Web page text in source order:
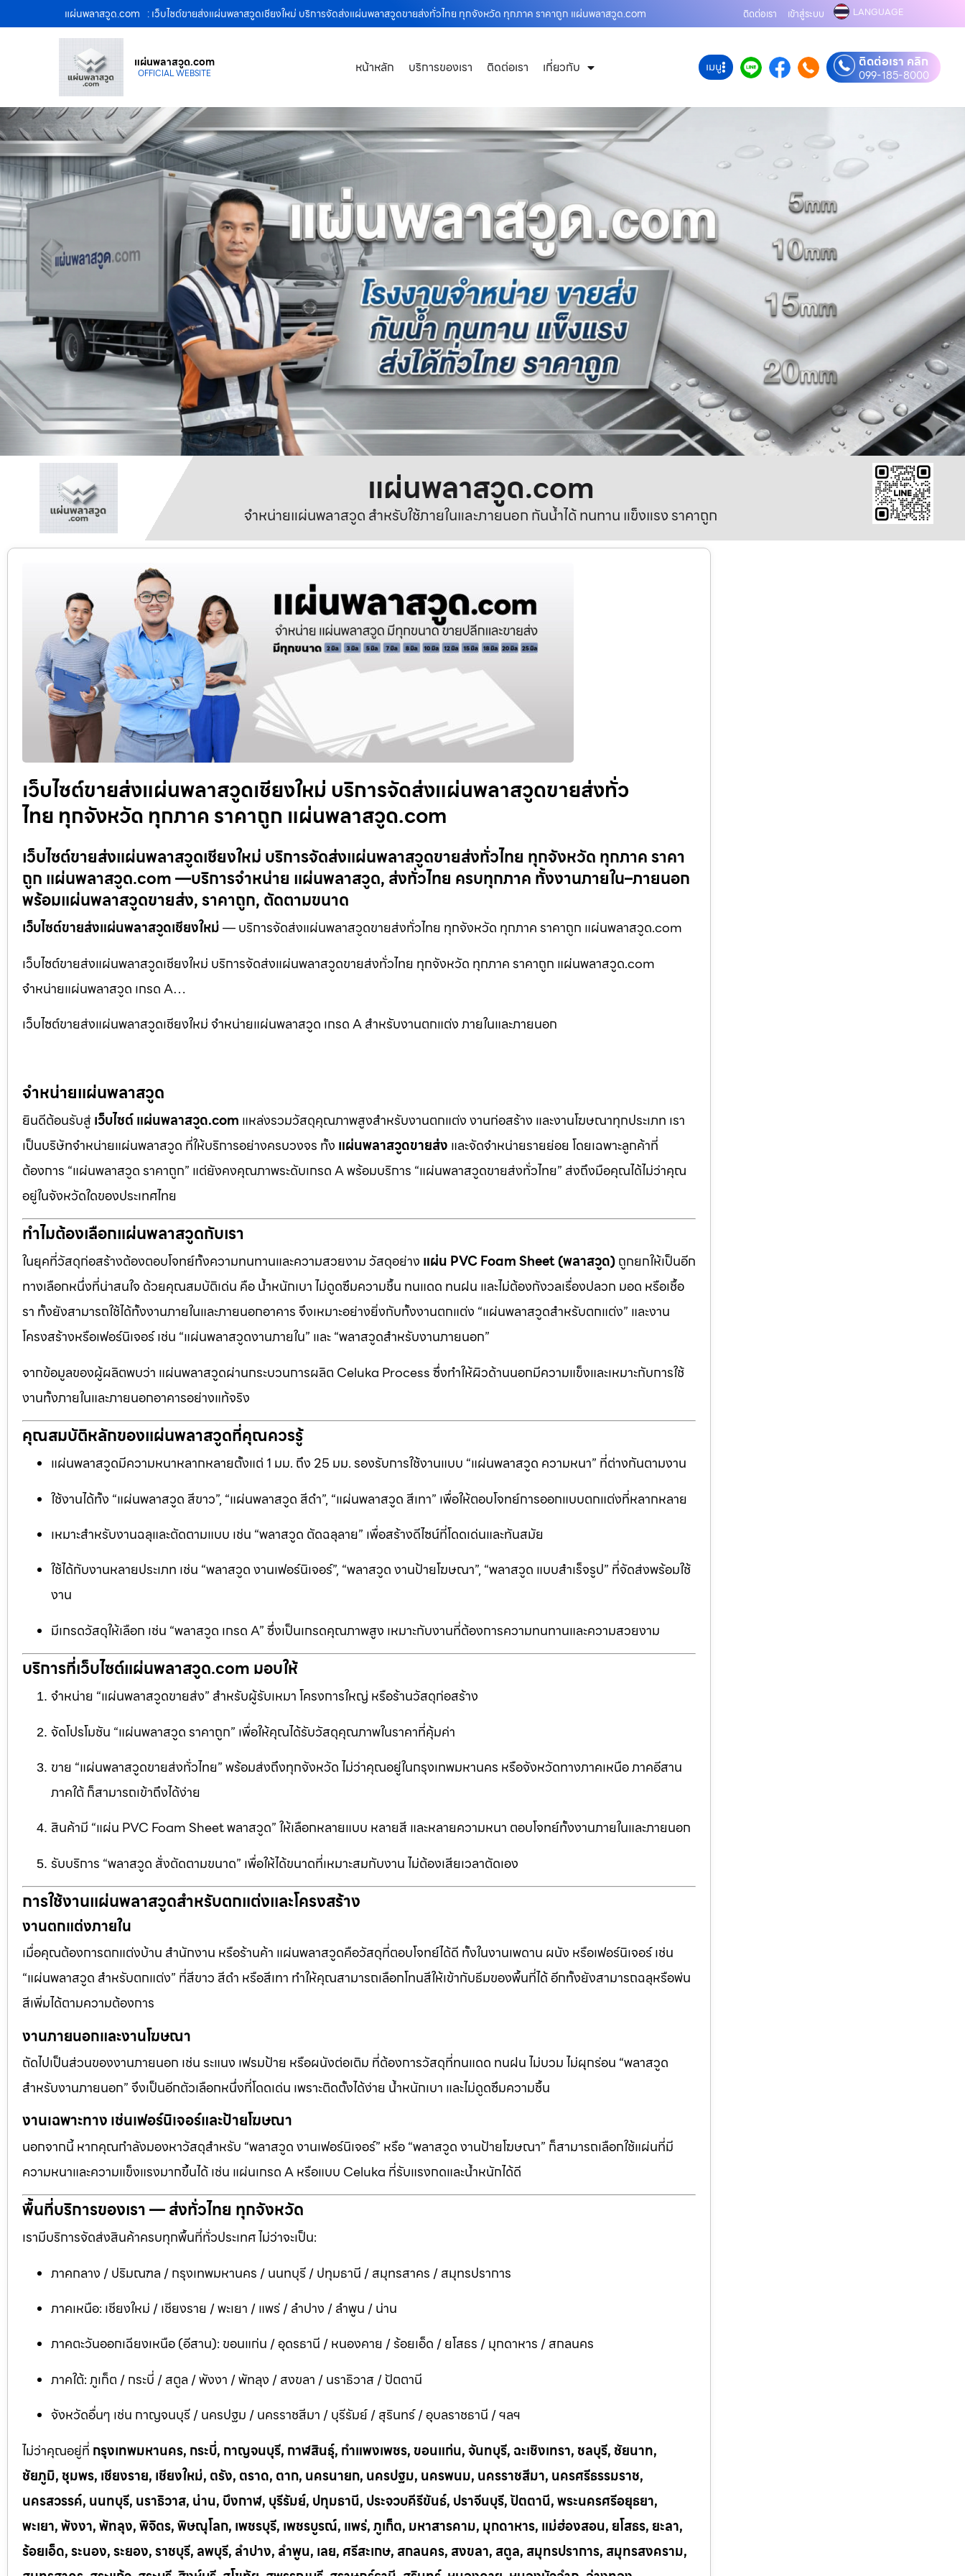
แผ่นพลาสวูด.com : เว็บไซต์ขายส่งแผ่นพลาสวูดเชียงใหม่ บริการจัดส่งแผ่นพลาสวูดขายส่งทั่วไทย ทุกจังหวัด ทุกภาค ราคาถูก แผ่นพลาสวูด.com ติดต่อเรา เข้าสู่ระบบ LANGUAGE
แผ่นพลาสวูด.com
OFFICIAL WEBSITE หน้าหลัก บริการของเรา ติดต่อเรา เกี่ยวกับ เมนู ติดต่อเรา คลิก
099-185-8000
แผ่นพลาสวูด.com
จำหน่ายแผ่นพลาสวูด สำหรับใช้ภายในและภายนอก กันน้ำได้ ทนทาน แข็งแรง ราคาถูก
เว็บไซต์ขายส่งแผ่นพลาสวูดเชียงใหม่ บริการจัดส่งแผ่นพลาสวูดขายส่งทั่ว
ไทย ทุกจังหวัด ทุกภาค ราคาถูก แผ่นพลาสวูด.com
เว็บไซต์ขายส่งแผ่นพลาสวูดเชียงใหม่ บริการจัดส่งแผ่นพลาสวูดขายส่งทั่วไทย ทุกจังหวัด ทุกภาค ราคา
ถูก แผ่นพลาสวูด.com —บริการจำหน่าย แผ่นพลาสวูด, ส่งทั่วไทย ครบทุกภาค ทั้งงานภายใน–ภายนอก
พร้อมแผ่นพลาสวูดขายส่ง, ราคาถูก, ตัดตามขนาด
เว็บไซต์ขายส่งแผ่นพลาสวูดเชียงใหม่— บริการจัดส่งแผ่นพลาสวูดขายส่งทั่วไทย ทุกจังหวัด ทุกภาค ราคาถูก แผ่นพลาสวูด.com
เว็บไซต์ขายส่งแผ่นพลาสวูดเชียงใหม่ บริการจัดส่งแผ่นพลาสวูดขายส่งทั่วไทย ทุกจังหวัด ทุกภาค ราคาถูก แผ่นพลาสวูด.com
จำหน่ายแผ่นพลาสวูด เกรด A…
เว็บไซต์ขายส่งแผ่นพลาสวูดเชียงใหม่ จำหน่ายแผ่นพลาสวูด เกรด A สำหรับงานตกแต่ง ภายในและภายนอก
จำหน่ายแผ่นพลาสวูด
ยินดีต้อนรับสู่เว็บไซต์ แผ่นพลาสวูด.com แหล่งรวมวัสดุคุณภาพสูงสำหรับงานตกแต่ง งานก่อสร้าง และงานโฆษณาทุกประเภท เรา
เป็นบริษัทจำหน่ายแผ่นพลาสวูด ที่ให้บริการอย่างครบวงจร ทั้ง แผ่นพลาสวูดขายส่ง และจัดจำหน่ายรายย่อย โดยเฉพาะลูกค้าที่
ต้องการ “แผ่นพลาสวูด ราคาถูก” แต่ยังคงคุณภาพระดับเกรด A พร้อมบริการ “แผ่นพลาสวูดขายส่งทั่วไทย” ส่งถึงมือคุณได้ไม่ว่าคุณ
อยู่ในจังหวัดใดของประเทศไทย
ทำไมต้องเลือกแผ่นพลาสวูดกับเรา
ในยุคที่วัสดุก่อสร้างต้องตอบโจทย์ทั้งความทนทานและความสวยงาม วัสดุอย่าง แผ่น PVC Foam Sheet (พลาสวูด)ถูกยกให้เป็นอีก
ทางเลือกหนึ่งที่น่าสนใจ ด้วยคุณสมบัติเด่น คือ น้ำหนักเบา ไม่ดูดซึมความชื้น ทนแดด ทนฝน และไม่ต้องกังวลเรื่องปลวก มอด หรือเชื้อ
รา ทั้งยังสามารถใช้ได้ทั้งงานภายในและภายนอกอาคาร จึงเหมาะอย่างยิ่งกับทั้งงานตกแต่ง “แผ่นพลาสวูดสำหรับตกแต่ง” และงาน
โครงสร้างหรือเฟอร์นิเจอร์ เช่น “แผ่นพลาสวูดงานภายใน” และ “พลาสวูดสำหรับงานภายนอก”
จากข้อมูลของผู้ผลิตพบว่า แผ่นพลาสวูดผ่านกระบวนการผลิต Celuka Process ซึ่งทำให้ผิวด้านนอกมีความแข็งและเหมาะกับการใช้
งานทั้งภายในและภายนอกอาคารอย่างแท้จริง
คุณสมบัติหลักของแผ่นพลาสวูดที่คุณควรรู้
แผ่นพลาสวูดมีความหนาหลากหลายตั้งแต่ 1 มม. ถึง 25 มม. รองรับการใช้งานแบบ “แผ่นพลาสวูด ความหนา” ที่ต่างกันตามงาน
ใช้งานได้ทั้ง “แผ่นพลาสวูด สีขาว”, “แผ่นพลาสวูด สีดำ”, “แผ่นพลาสวูด สีเทา” เพื่อให้ตอบโจทย์การออกแบบตกแต่งที่หลากหลาย
เหมาะสำหรับงานฉลุและตัดตามแบบ เช่น “พลาสวูด ตัดฉลุลาย” เพื่อสร้างดีไซน์ที่โดดเด่นและทันสมัย
ใช้ได้กับงานหลายประเภท เช่น “พลาสวูด งานเฟอร์นิเจอร์”, “พลาสวูด งานป้ายโฆษณา”, “พลาสวูด แบบสำเร็จรูป” ที่จัดส่งพร้อมใช้
งาน
มีเกรดวัสดุให้เลือก เช่น “พลาสวูด เกรด A” ซึ่งเป็นเกรดคุณภาพสูง เหมาะกับงานที่ต้องการความทนทานและความสวยงาม
บริการที่เว็บไซต์แผ่นพลาสวูด.com มอบให้
จำหน่าย “แผ่นพลาสวูดขายส่ง” สำหรับผู้รับเหมา โครงการใหญ่ หรือร้านวัสดุก่อสร้าง
จัดโปรโมชัน “แผ่นพลาสวูด ราคาถูก” เพื่อให้คุณได้รับวัสดุคุณภาพในราคาที่คุ้มค่า
ขาย “แผ่นพลาสวูดขายส่งทั่วไทย” พร้อมส่งถึงทุกจังหวัด ไม่ว่าคุณอยู่ในกรุงเทพมหานคร หรือจังหวัดทางภาคเหนือ ภาคอีสาน
ภาคใต้ ก็สามารถเข้าถึงได้ง่าย
สินค้ามี “แผ่น PVC Foam Sheet พลาสวูด” ให้เลือกหลายแบบ หลายสี และหลายความหนา ตอบโจทย์ทั้งงานภายในและภายนอก
รับบริการ “พลาสวูด สั่งตัดตามขนาด” เพื่อให้ได้ขนาดที่เหมาะสมกับงาน ไม่ต้องเสียเวลาตัดเอง
การใช้งานแผ่นพลาสวูดสำหรับตกแต่งและโครงสร้าง
งานตกแต่งภายใน
เมื่อคุณต้องการตกแต่งบ้าน สำนักงาน หรือร้านค้า แผ่นพลาสวูดคือวัสดุที่ตอบโจทย์ได้ดี ทั้งในงานเพดาน ผนัง หรือเฟอร์นิเจอร์ เช่น
“แผ่นพลาสวูด สำหรับตกแต่ง” ที่สีขาว สีดำ หรือสีเทา ทำให้คุณสามารถเลือกโทนสีให้เข้ากับธีมของพื้นที่ได้ อีกทั้งยังสามารถฉลุหรือพ่น
สีเพิ่มได้ตามความต้องการ
งานภายนอกและงานโฆษณา
ถัดไปเป็นส่วนของงานภายนอก เช่น ระแนง เฟรมป้าย หรือผนังต่อเติม ที่ต้องการวัสดุที่ทนแดด ทนฝน ไม่บวม ไม่ผุกร่อน “พลาสวูด
สำหรับงานภายนอก” จึงเป็นอีกตัวเลือกหนึ่งที่โดดเด่น เพราะติดตั้งได้ง่าย น้ำหนักเบา และไม่ดูดซึมความชื้น
งานเฉพาะทาง เช่นเฟอร์นิเจอร์และป้ายโฆษณา
นอกจากนี้ หากคุณกำลังมองหาวัสดุสำหรับ “พลาสวูด งานเฟอร์นิเจอร์” หรือ “พลาสวูด งานป้ายโฆษณา” ก็สามารถเลือกใช้แผ่นที่มี
ความหนาและความแข็งแรงมากขึ้นได้ เช่น แผ่นเกรด A หรือแบบ Celuka ที่รับแรงกดและน้ำหนักได้ดี
พื้นที่บริการของเรา — ส่งทั่วไทย ทุกจังหวัด
เรามีบริการจัดส่งสินค้าครบทุกพื้นที่ทั่วประเทศ ไม่ว่าจะเป็น:
ภาคกลาง / ปริมณฑล / กรุงเทพมหานคร / นนทบุรี / ปทุมธานี / สมุทรสาคร / สมุทรปราการ
ภาคเหนือ: เชียงใหม่ / เชียงราย / พะเยา / แพร่ / ลำปาง / ลำพูน / น่าน
ภาคตะวันออกเฉียงเหนือ (อีสาน): ขอนแก่น / อุดรธานี / หนองคาย / ร้อยเอ็ด / ยโสธร / มุกดาหาร / สกลนคร
ภาคใต้: ภูเก็ต / กระบี่ / สตูล / พังงา / พัทลุง / สงขลา / นราธิวาส / ปัตตานี
จังหวัดอื่นๆ เช่น กาญจนบุรี / นครปฐม / นครราชสีมา / บุรีรัมย์ / สุรินทร์ / อุบลราชธานี / ฯลฯ
ไม่ว่าคุณอยู่ที่ กรุงเทพมหานคร, กระบี่, กาญจนบุรี, กาฬสินธุ์, กำแพงเพชร, ขอนแก่น, จันทบุรี, ฉะเชิงเทรา, ชลบุรี, ชัยนาท,
ชัยภูมิ, ชุมพร, เชียงราย, เชียงใหม่, ตรัง, ตราด, ตาก, นครนายก, นครปฐม, นครพนม, นครราชสีมา, นครศรีธรรมราช,
นครสวรรค์, นนทบุรี, นราธิวาส, น่าน, บึงกาฬ, บุรีรัมย์, ปทุมธานี, ประจวบคีรีขันธ์, ปราจีนบุรี, ปัตตานี, พระนครศรีอยุธยา,
พะเยา, พังงา, พัทลุง, พิจิตร, พิษณุโลก, เพชรบุรี, เพชรบูรณ์, แพร่, ภูเก็ต, มหาสารคาม, มุกดาหาร, แม่ฮ่องสอน, ยโสธร, ยะลา,
ร้อยเอ็ด, ระนอง, ระยอง, ราชบุรี, ลพบุรี, ลำปาง, ลำพูน, เลย, ศรีสะเกษ, สกลนคร, สงขลา, สตูล, สมุทรปราการ, สมุทรสงคราม,